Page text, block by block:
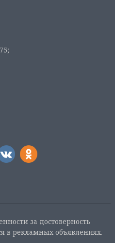
за достоверность
в рекламных объявлениях.